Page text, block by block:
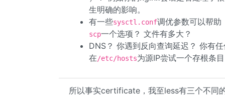
生明确的影响。
有一些sysctl.conf调优参数可以帮助
scp一个选项？ 文件有多大？
DNS？ 你遇到反向查询延迟？ 你有
在/etc/hosts为源IP尝试一个存根条
所以事实certificate，我至less有三个不同